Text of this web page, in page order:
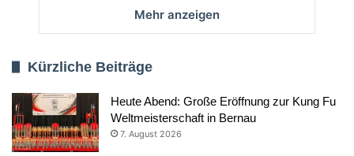
Mehr anzeigen
Kürzliche Beiträge
Heute Abend: Große Eröffnung zur Kung Fu
Weltmeisterschaft in Bernau
7. August 2026